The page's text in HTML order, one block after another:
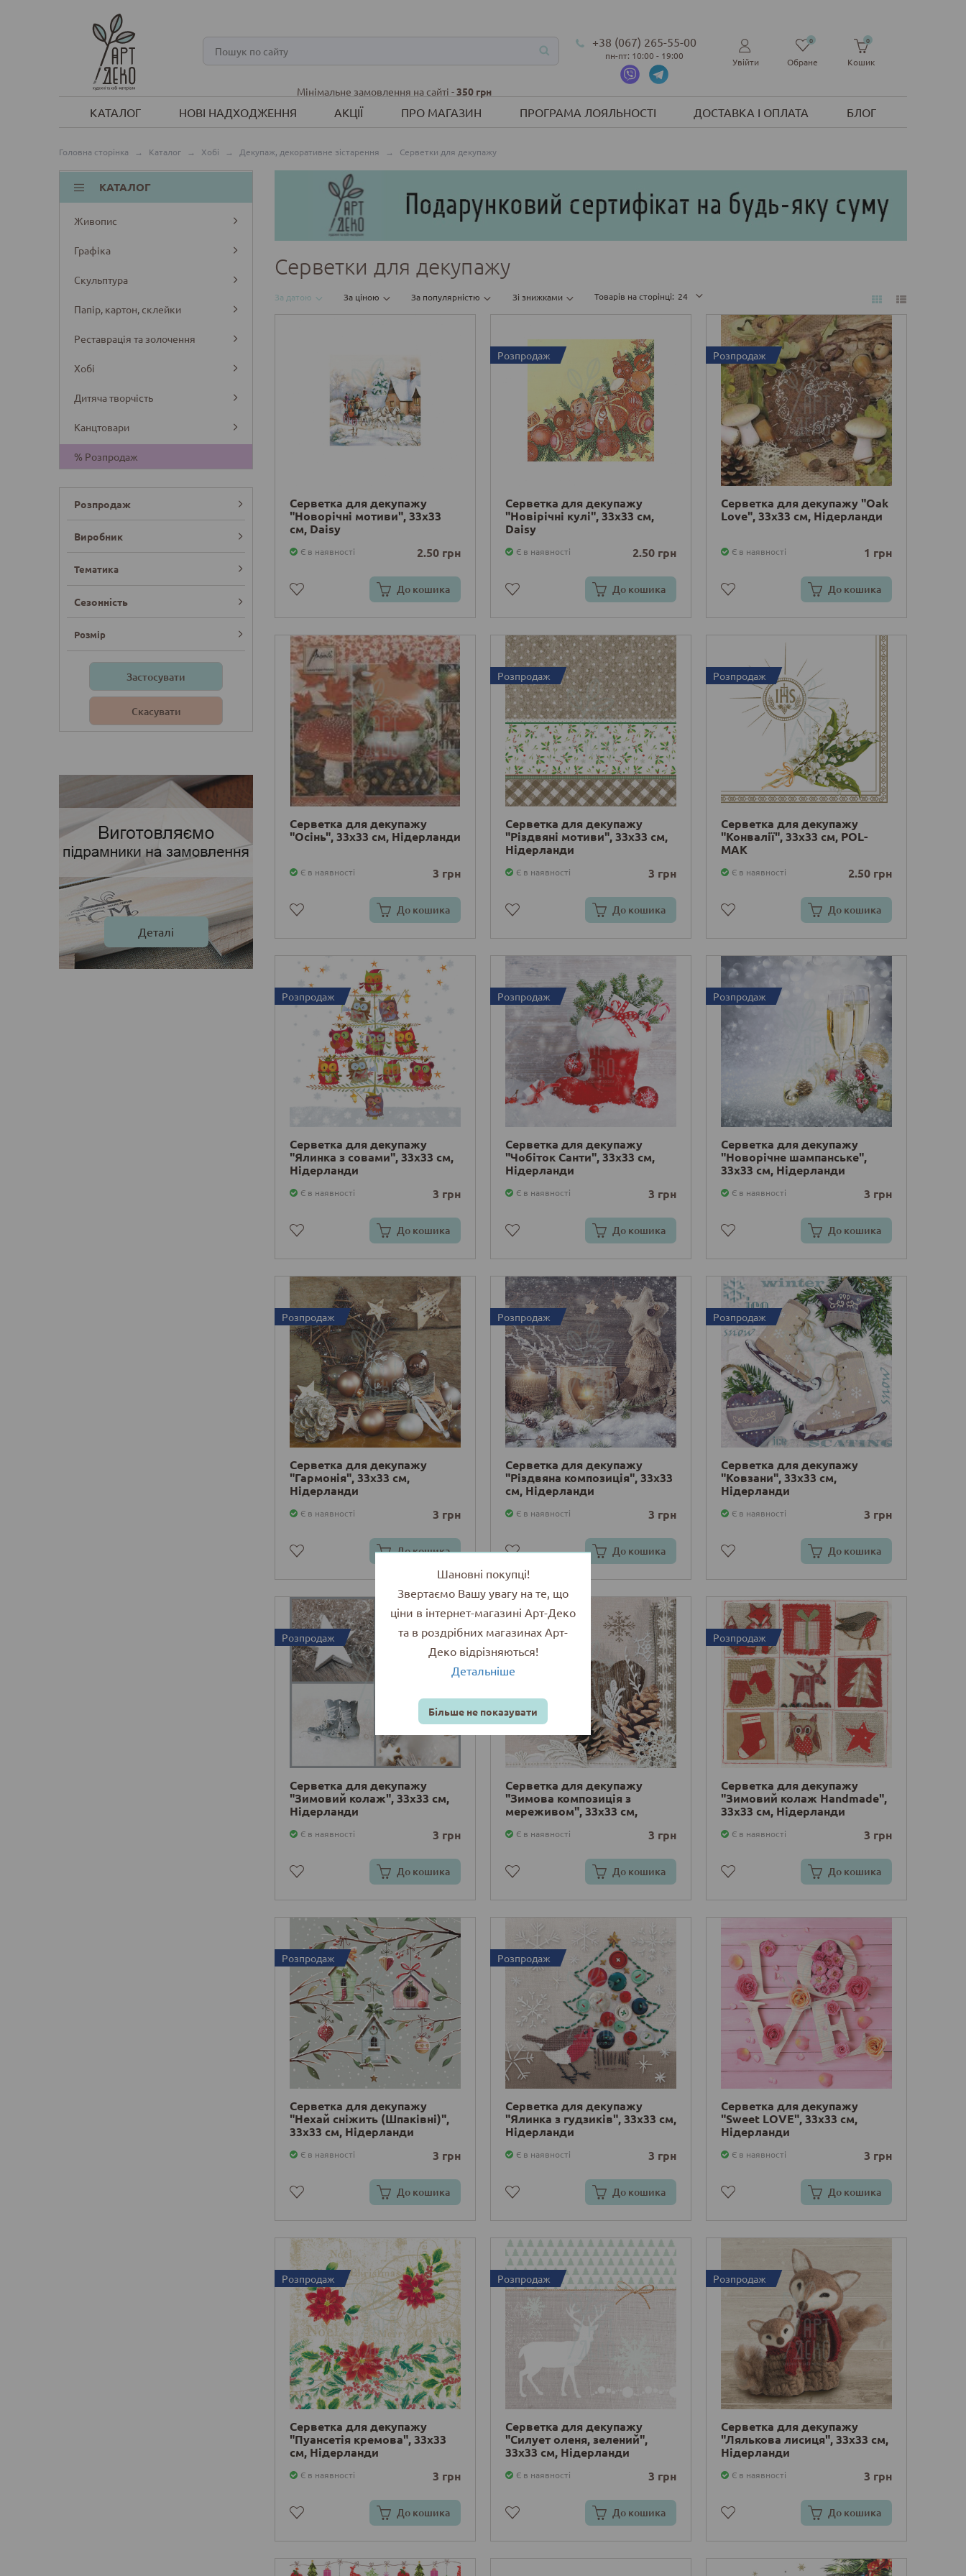
Мінімальне замовлення на сайті -350 грн
+38 (067) 265-55-00
пн-пт: 10:00 - 19:00
Увійти Обране
0
Кошик
0
КАТАЛОГ НОВІ НАДХОДЖЕННЯ АКЦІЇ ПРО МАГАЗИН ПРОГРАМА ЛОЯЛЬНОСТІ ДОСТАВКА І ОПЛАТА БЛОГ
Головна сторінка → Каталог → Хобі → Декупаж, декоративне зістарення → Серветки для декупажу
КАТАЛОГ
Живопис
Графіка
Скульптура
Папір, картон, склейки
Реставрація та золочення
Хобі
Дитяча творчість
Канцтовари
% Розпродаж
Розпродаж
Виробник
Тематика
Сезонність
Розмір
Деталі
Деталі
Серветки для декупажу
За датою За ціною За популярністю Зі знижками Товарів на сторінці: 24
Серветка для декупажу
"Новорічні мотиви", 33х33
см, Daisy
Є в наявності 2.50 грн
До кошика
Розпродаж
Серветка для декупажу
"Новірічні кулі", 33х33 см,
Daisy
Є в наявності 2.50 грн
До кошика
Розпродаж
Серветка для декупажу "Oak
Love", 33х33 см, Нідерланди
Є в наявності 1 грн
До кошика
Серветка для декупажу
"Осінь", 33х33 см, Нідерланди
Є в наявності 3 грн
До кошика
Розпродаж
Серветка для декупажу
"Різдвяні мотиви", 33х33 см,
Нідерланди
Є в наявності 3 грн
До кошика
Розпродаж
Серветка для декупажу
"Конвалії", 33х33 см, POL-
MAK
Є в наявності 2.50 грн
До кошика
Розпродаж
Серветка для декупажу
"Ялинка з совами", 33х33 см,
Нідерланди
Є в наявності 3 грн
До кошика
Розпродаж
Серветка для декупажу
"Чобіток Санти", 33х33 см,
Нідерланди
Є в наявності 3 грн
До кошика
Розпродаж
Серветка для декупажу
"Новорічне шампанське",
33х33 см, Нідерланди
Є в наявності 3 грн
До кошика
Розпродаж
Серветка для декупажу
"Гармонія", 33х33 см,
Нідерланди
Є в наявності 3 грн
До кошика
Розпродаж
Серветка для декупажу
"Різдвяна композиція", 33х33
см, Нідерланди
Є в наявності 3 грн
До кошика
Розпродаж
Серветка для декупажу
"Ковзани", 33х33 см,
Нідерланди
Є в наявності 3 грн
До кошика
Розпродаж
Серветка для декупажу
"Зимовий колаж", 33х33 см,
Нідерланди
Є в наявності 3 грн
До кошика
Розпродаж
Серветка для декупажу
"Зимова композиція з
мереживом", 33х33 см,
Є в наявності 3 грн
До кошика
Розпродаж
Серветка для декупажу
"Зимовий колаж Handmade",
33х33 см, Нідерланди
Є в наявності 3 грн
До кошика
Розпродаж
Серветка для декупажу
"Нехай сніжить (Шпаківні)",
33х33 см, Нідерланди
Є в наявності 3 грн
До кошика
Розпродаж
Серветка для декупажу
"Ялинка з гудзиків", 33х33 см,
Нідерланди
Є в наявності 3 грн
До кошика
Серветка для декупажу
"Sweet LOVE", 33х33 см,
Нідерланди
Є в наявності 3 грн
До кошика
Розпродаж
Серветка для декупажу
"Пуансетія кремова", 33х33
см, Нідерланди
Є в наявності 3 грн
До кошика
Розпродаж
Серветка для декупажу
"Силует оленя, зелений",
33х33 см, Нідерланди
Є в наявності 3 грн
До кошика
Розпродаж
Серветка для декупажу
"Лялькова лисиця", 33х33 см,
Нідерланди
Є в наявності 3 грн
До кошика
Шановні покупці!
Звертаємо Вашу увагу на те, що
ціни в інтернет-магазині Арт-Деко
та в роздрібних магазинах Арт-
Деко відрізняються!
Детальніше
Більше не показувати